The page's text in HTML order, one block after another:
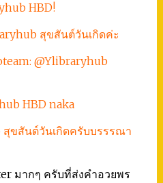
HBD!
สุขสันต์วันเกิดค่ะ
@Ylibraryhub
HBD naka
ขสันต์วันเกิดครับบรรรณา
มากๆ ครับที่ส่งคำอวยพร